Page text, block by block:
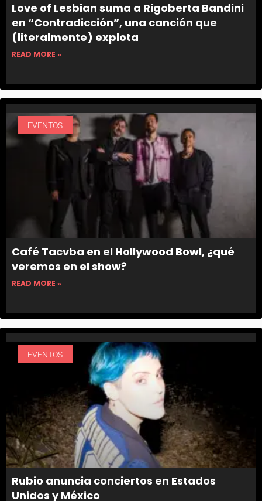
Love of Lesbian suma a Rigoberta Bandini
en “Contradicción”, una canción que
(literalmente) explota
READ MORE »
EVENTOS
Café Tacvba en el Hollywood Bowl, ¿qué
veremos en el show?
READ MORE »
EVENTOS
Rubio anuncia conciertos en Estados
Unidos y México